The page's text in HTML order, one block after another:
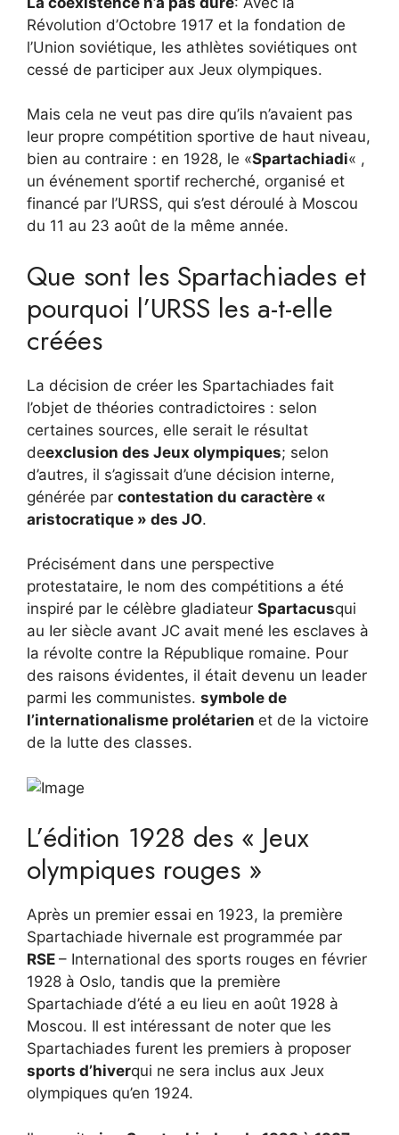
Révolution d’Octobre 1917 et la fondation de
l’Union soviétique, les athlètes soviétiques ont
cessé de participer aux Jeux olympiques.
Mais cela ne veut pas dire qu’ils n’avaient pas
leur propre compétition sportive de haut niveau,
bien au contraire : en 1928, le «Spartachiadi« ,
un événement sportif recherché, organisé et
financé par l’URSS, qui s’est déroulé à Moscou
du 11 au 23 août de la même année.
Que sont les Spartachiades et
pourquoi l’URSS les a-t-elle
créées
La décision de créer les Spartachiades fait
l’objet de théories contradictoires : selon
certaines sources, elle serait le résultat
deexclusion des Jeux olympiques; selon
d’autres, il s’agissait d’une décision interne,
générée par contestation du caractère «
aristocratique » des JO.
Précisément dans une perspective
protestataire, le nom des compétitions a été
inspiré par le célèbre gladiateur Spartacusqui
au Ier siècle avant JC avait mené les esclaves à
la révolte contre la République romaine. Pour
des raisons évidentes, il était devenu un leader
parmi les communistes. symbole de
l’internationalisme prolétarien et de la victoire
de la lutte des classes.
L’édition 1928 des « Jeux
olympiques rouges »
Après un premier essai en 1923, la première
Spartachiade hivernale est programmée par
RSE – International des sports rouges en février
1928 à Oslo, tandis que la première
Spartachiade d’été a eu lieu en août 1928 à
Moscou. Il est intéressant de noter que les
Spartachiades furent les premiers à proposer
sports d’hiverqui ne sera inclus aux Jeux
olympiques qu’en 1924.